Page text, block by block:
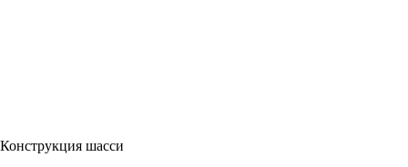
Конструкция шасси